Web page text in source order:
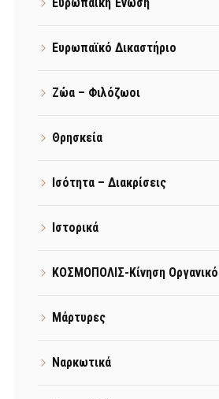
Ευρωπαϊκό Δικαστήριο
Ζώα – Φιλόζωοι
Θρησκεία
Ισότητα – Διακρίσεις
Ιστορικά
ΚΟΣΜΟΠΟΛΙΣ-Κίνηση
Μάρτυρες
Ναρκωτικά